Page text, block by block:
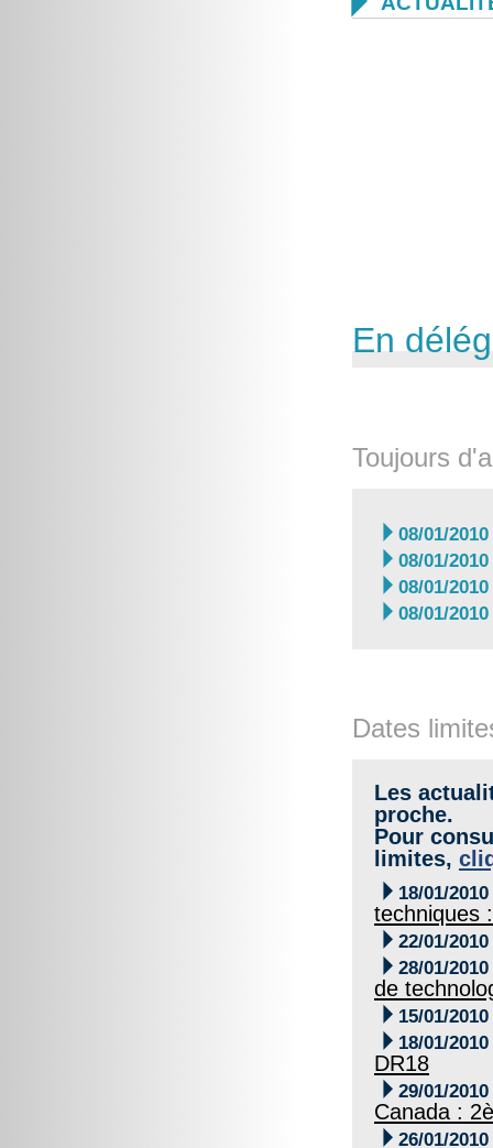
En
Toujours
 08/01/2010
 08/01/2010
 08/01/2010
 08/01/2010
Dates
Les
proche.
Pour
limites,
 18/01/2010
techniques
 22/01/2010
 28/01/2010
de
 15/01/2010
 18/01/2010
DR18
 29/01/2010
Canada :
 26/01/2010